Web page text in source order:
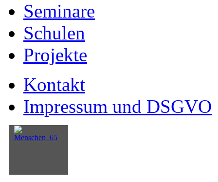
Seminare
Schulen
Projekte
Kontakt
Impressum und DSGVO